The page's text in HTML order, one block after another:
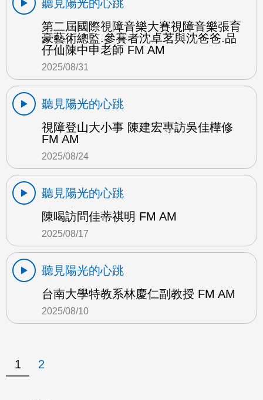
聽見陽光的心跳
第二屆國際視障音樂大賽視障音樂張育
豪藝術總監.參賽者沈卓茗與沈爸爸.品
仔仙陳中申老師 FM AM
2025/08/31
聽見陽光的心跳
視障登山大小事 陳建宏專訪吳佳樺修
FM AM
2025/08/24
聽見陽光的心跳
陳喝訪問佳蒂祺明 FM AM
2025/08/17
聽見陽光的心跳
台南大學特教系林慶仁副教授 FM AM
2025/08/10
1 2